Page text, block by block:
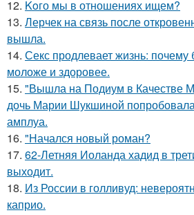
12. Koго мы в отношениях ищем?
13. Лерчек на связь после
вышла.
14. Секс продлевает жизнь: почему
моложе и здоровее.
15. "Вышла на Подиум в Качестве
дочь Марии Шукшиной
амплуа.
16. "Начался новый роман?
17. 62-Летняя Иоланда хадид в
выходит.
18. Из России в голливуд:
каприо.